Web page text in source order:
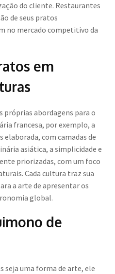
do cliente. Restaurantes
de seus pratos
no mercado competitivo da
em
próprias abordagens para o
francesa, por exemplo, a
elaborada, com camadas de
asiática, a simplicidade e
priorizadas, com um foco
Cada cultura traz sua
a arte de apresentar os
global.
de
seja uma forma de arte, ele